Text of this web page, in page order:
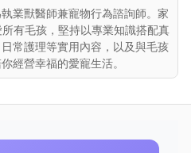
業獸醫師兼寵物行為諮詢師。家
有毛孩，堅持以專業知識搭配真
常護理等實用內容，以及與毛孩
經營幸福的愛寵生活。